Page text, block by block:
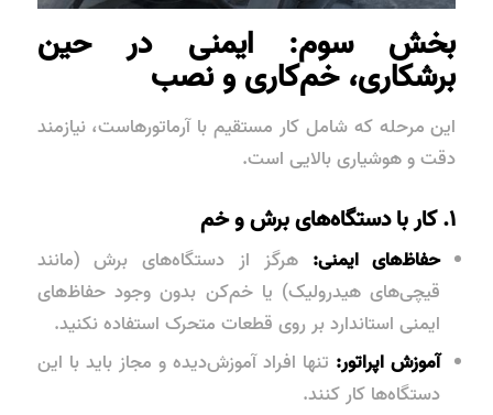
بخش سوم: ایمنی در حین
برشکاری، خم‌کاری و نصب
این مرحله که شامل کار مستقیم با آرماتورهاست، نیازمند
دقت و هوشیاری بالایی است.
۱. کار با دستگاه‌های برش و خم
حفاظ‌های ایمنی: هرگز از دستگاه‌های برش (مانند
قیچی‌های هیدرولیک) یا خم‌کن بدون وجود حفاظ‌های
ایمنی استاندارد بر روی قطعات متحرک استفاده نکنید.
آموزش اپراتور: تنها افراد آموزش‌دیده و مجاز باید با این
دستگاه‌ها کار کنند.